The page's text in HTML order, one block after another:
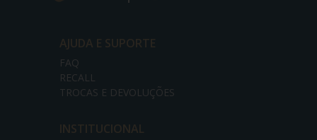
AJUDA E SUPORTE
FAQ
RECALL
TROCAS E DEVOLUÇÕES
INSTITUCIONAL